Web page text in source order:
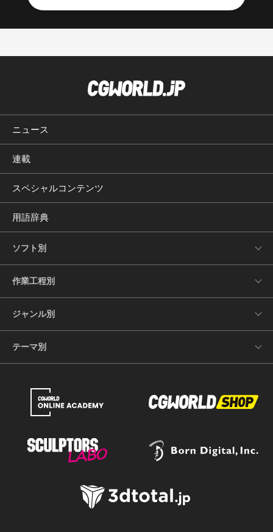
ニュース
連載
スペシャルコンテンツ
用語辞典
ソフト別
作業工程別
ジャンル別
テーマ別